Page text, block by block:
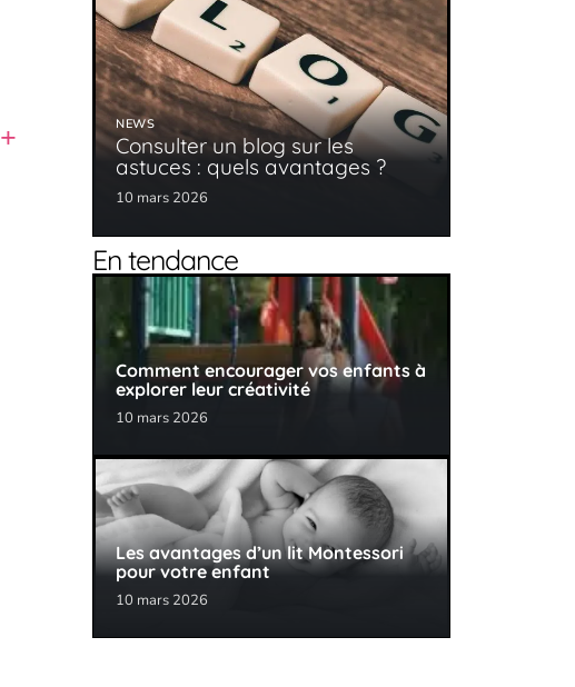
NEWS
Consulter un blog sur les
astuces : quels avantages ?
10 mars 2026
En tendance
Comment encourager vos enfants à
explorer leur créativité
10 mars 2026
Les avantages d’un lit Montessori
pour votre enfant
10 mars 2026